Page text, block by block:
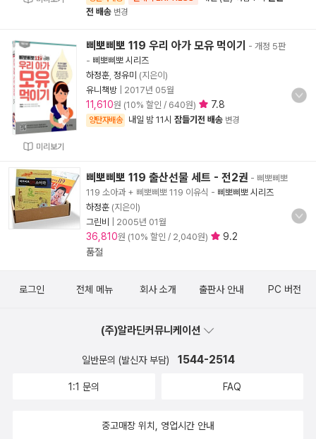
전 배송 변경
미리보기
삐뽀삐뽀 119 우리 아가 모유 먹이기
- 개정 5판
- 삐뽀삐뽀 시리즈
하정훈 정유미 (지은이)
유니책방
2017년 05월
11,610원 (10% 할인 / 640원) 7.8
양탄자배송 내일 밤 11시 잠들기전 배송 변경
삐뽀삐뽀 119 출산선물 세트 - 전2권 - 삐뽀삐뽀
119 소아과 + 삐뽀삐뽀 119 이유식 - 삐뽀삐뽀 시리즈
하정훈 (지은이)
그린비
2005년 01월
36,810원 (10% 할인 / 2,040원)
9.2
품절
로그인 전체 메뉴 회사 소개 출판사 안내 PC 버전
(주)알라딘커뮤니케이션
일반문의 (발신자 부담) 1544-2514
1:1 문의 FAQ
중고매장 위치, 영업시간 안내